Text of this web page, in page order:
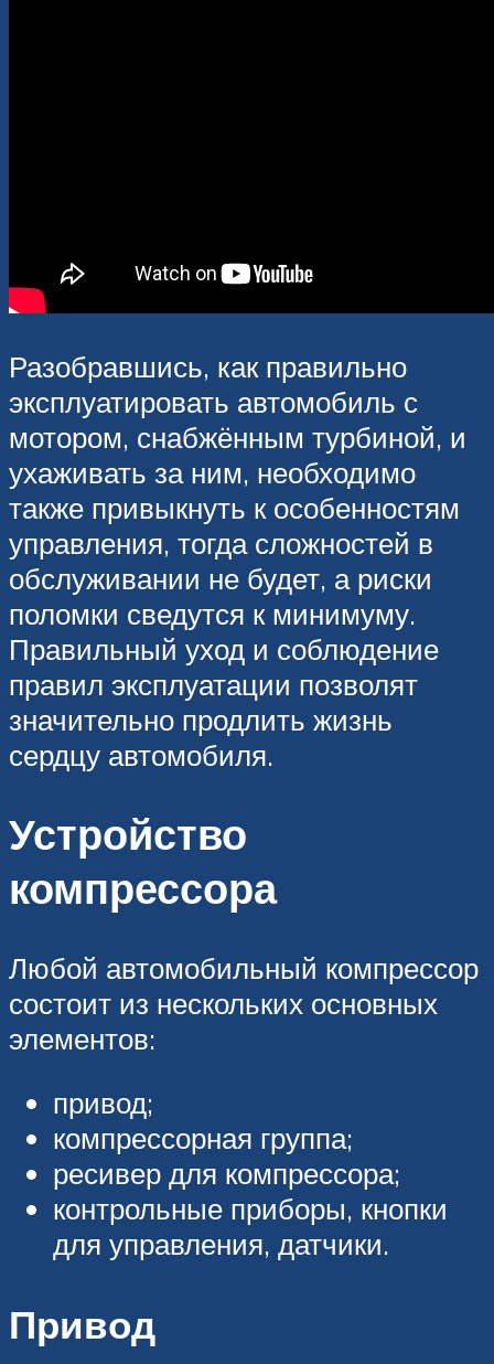
Разобравшись, как правильно
эксплуатировать автомобиль с
мотором, снабжённым турбиной, и
ухаживать за ним, необходимо
также привыкнуть к особенностям
управления, тогда сложностей в
обслуживании не будет, а риски
поломки сведутся к минимуму.
Правильный уход и соблюдение
правил эксплуатации позволят
значительно продлить жизнь
сердцу автомобиля.
Устройство
компрессора
Любой автомобильный компрессор
состоит из нескольких основных
элементов:
привод;
компрессорная группа;
ресивер для компрессора;
контрольные приборы, кнопки
для управления, датчики.
Привод